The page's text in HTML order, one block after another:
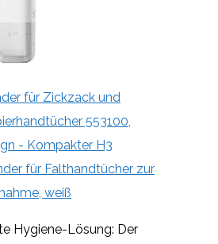
für Zickzack und
553100,
- Kompakter H3
für Falthandtücher zur
weiß
Hygiene-Lösung: Der